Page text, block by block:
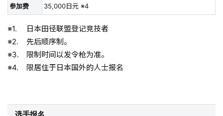
参加费 35,000日元 ※4
日本田径联盟登记竞技者
先后顺序制。
限制时间以发令枪为准。
限居住于日本国外的人士报名